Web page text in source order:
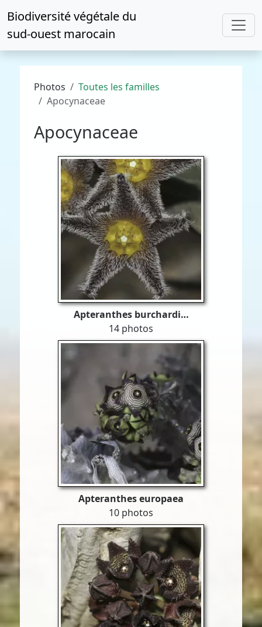
Biodiversité végétale du
sud-ouest marocain
Photos
Toutes les familles
Apocynaceae
Apocynaceae
Apteranthes burchardi…
14 photos
Apteranthes europaea
10 photos